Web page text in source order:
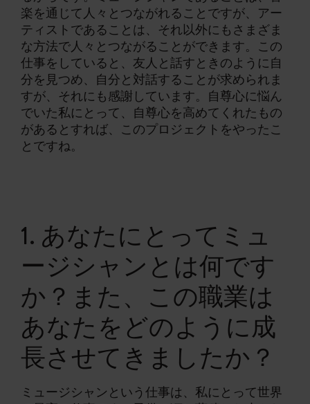
楽を通じて人々とつながれることですが、アー
ティストであることは、それ以外にもさまざま
な方法で人々とつながることができます。この
仕事をしていると、友人と話すときのように自
分を見つめ、自分と対話することが求められま
すが、それにも感謝しています。自尊心に悩ん
でいた私にとって、自尊心を高めてくれたもの
があるとすれば、このプロジェクトをやったこ
とですね。
1. あなたにとってミュ
ージシャンとは何です
か？また、この職業は
あなたをどのように成
長させてきましたか？
ミュージシャンという仕事は、私にとって世界